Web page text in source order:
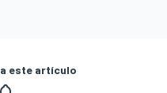
este artículo